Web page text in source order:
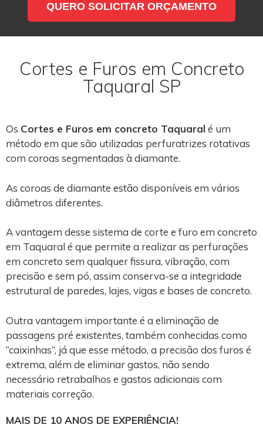
QUERO SOLICITAR ORÇAMENTO
Cortes e Furos em Concreto
Taquaral SP
Os Cortes e Furos em concreto Taquaralé um
método em que são utilizadas perfuratrizes rotativas
com coroas segmentadas à diamante.
As coroas de diamante estão disponíveis em vários
diâmetros diferentes.
A vantagem desse sistema de corte e furo em concreto
em Taquaral é que permite a realizar as perfurações
em concreto sem qualquer fissura, vibração, com
precisão e sem pó, assim conserva-se a integridade
estrutural de paredes, lajes, vigas e bases de concreto.
Outra vantagem importante é a eliminação de
passagens pré existentes, também conhecidas como
“caixinhas”, já que esse método, a precisão dos furos é
extrema, além de eliminar gastos, não sendo
necessário retrabalhos e gastos adicionais com
materiais correção.
MAIS DE 10 ANOS DE EXPERIÊNCIA!